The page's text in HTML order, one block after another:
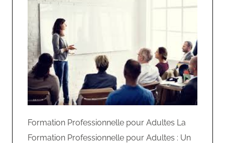
Formation Professionnelle pour Adultes La
Formation Professionnelle pour Adultes : Un